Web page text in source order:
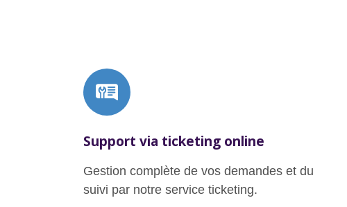
Support via ticketing online
Gestion complète de vos demandes et du
suivi par notre service ticketing.